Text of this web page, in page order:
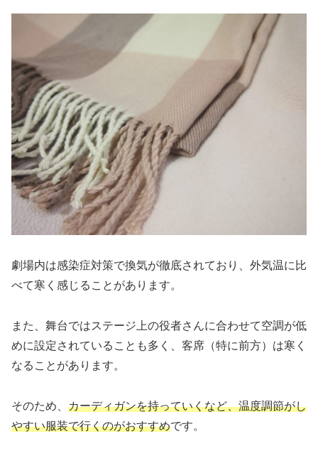
劇場内は感染症対策で換気が徹底されており、外気温に比
べて寒く感じることがあります。
また、舞台ではステージ上の役者さんに合わせて空調が低
めに設定されていることも多く、客席（特に前方）は寒く
なることがあります。
そのため、 カーディガンを持っていくなど、温度調節がし
やすい服装で行くのがおすすめです。